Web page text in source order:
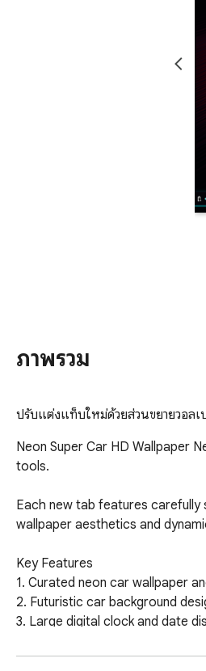
ภาพรวม
ปรับแต่งแท็บใหม่ด้วยส่วนขยายวอ
Neon Super Car HD Wallpaper
tools.
Each new tab features
wallpaper aesthetics and
Key Features
1. Curated neon car wallpaper
2. Futuristic car background
3. Large digital clock and date
5. Focused and minimal UI layout